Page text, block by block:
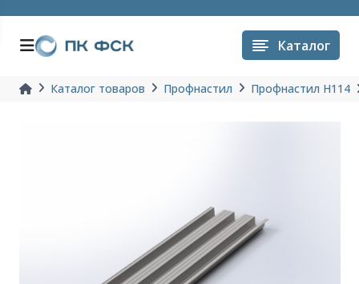
Каталог
Каталог товаров Профнастил Профнастил H114